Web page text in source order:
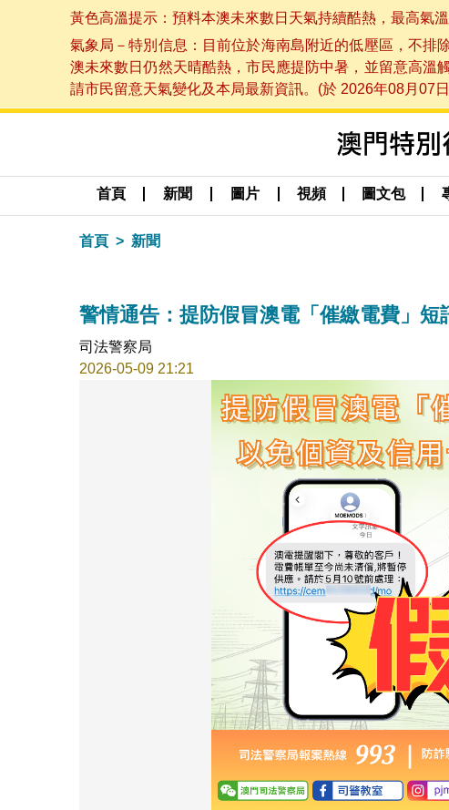
黃色高溫提示：預料本澳未來數日天氣持續酷熱，最高氣
氣象局－特別信息：目前位於海南島附近的低壓區，不排
澳未來數日仍然天晴酷熱，市民應提防中暑，並留意高溫
請市民留意天氣變化及本局最新資訊。(於 2026年08月07
首頁 新聞 圖片 視頻 圖文包
首頁 新聞
警情通告：提防假冒澳電「催繳電費」短
司法警察局
2026-05-09 21:21